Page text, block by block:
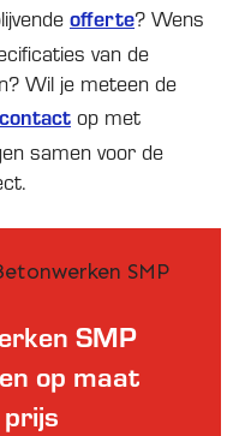
offerte? Wens
van de
Wil je meteen de
contact op met
samen voor de
SMP
op maat